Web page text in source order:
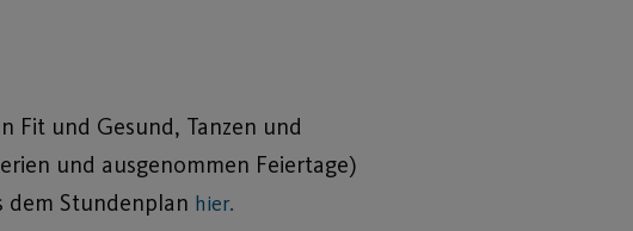
Fit und Gesund, Tanzen und
und ausgenommen Feiertage)
Stundenplan hier.